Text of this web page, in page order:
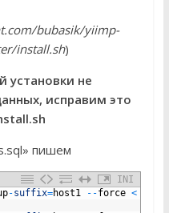
bubasik/yiimp-
install.sh)
установки не
исправим это
пишем
INI
-suffix=host1 --force <